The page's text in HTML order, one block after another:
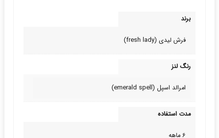
برند
فرش لیدی (fresh lady)
رنگ لنز
امرالد اسپل (emerald spell)
مدت استفاده
6 ماهه